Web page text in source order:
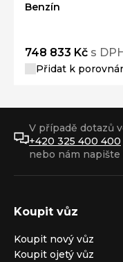
Benzín
748 833 Kč s
Přidat k
V případě dotazů
+420 325 400 400
nebo nám napište
Koupit vůz
Koupit nový vůz
Koupit ojetý vůz